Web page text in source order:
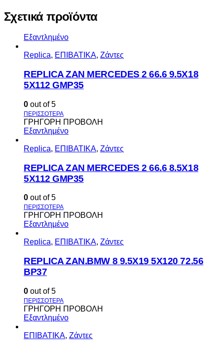
Σχετικά προϊόντα
Εξαντλημένο
Replica, ΕΠΙΒΑΤΙΚΑ, Ζάντες
REPLICA ZAN MERCEDES 2 66.6 9.5X18
5X112 GMP35
0 out of 5
ΓΡΗΓΟΡΗ ΠΡΟΒΟΛΗ
Εξαντλημένο
Replica, ΕΠΙΒΑΤΙΚΑ, Ζάντες
REPLICA ZAN MERCEDES 2 66.6 8.5X18
5X112 GMP35
0 out of 5
ΓΡΗΓΟΡΗ ΠΡΟΒΟΛΗ
Εξαντλημένο
Replica, ΕΠΙΒΑΤΙΚΑ, Ζάντες
REPLICA ZAN.BMW 8 9.5X19 5X120 72.56
BP37
0 out of 5
ΓΡΗΓΟΡΗ ΠΡΟΒΟΛΗ
Εξαντλημένο
ΕΠΙΒΑΤΙΚΑ, Ζάντες